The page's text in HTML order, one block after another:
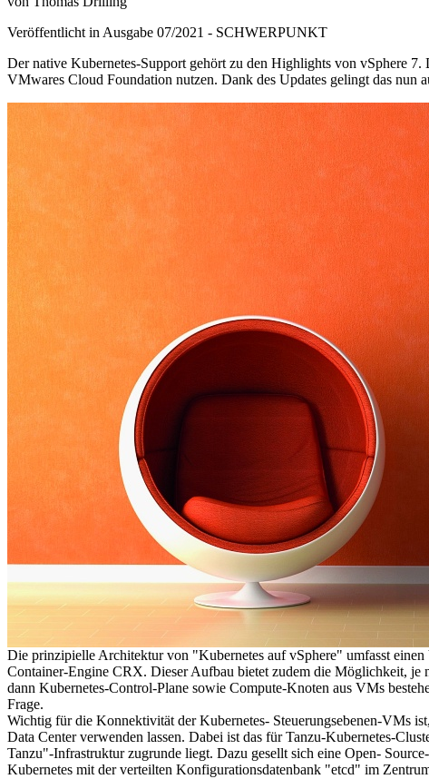
Veröffentlicht in Ausgabe 07/2021 - SCHWERPUNKT
Der native Kubernetes-Support gehört zu den Highlights von vSphere
VMwares Cloud Foundation nutzen. Dank des Updates gelingt das nun
Die prinzipielle Architektur von "Kubernetes auf vSphere" umfasst
Container-Engine CRX. Dieser Aufbau bietet zudem die Möglichkeit, je
dann Kubernetes-Control-Plane sowie Compute-Knoten aus VMs
Frage.
Wichtig für die Konnektivität der Kubernetes- Steuerungsebenen-VMs
Data Center verwenden lassen. Dabei ist das für Tanzu-Kubernetes-
Tanzu"-Infrastruktur zugrunde liegt. Dazu gesellt sich eine Open-
Kubernetes mit der verteilten Konfigurationsdatenbank "etcd" im